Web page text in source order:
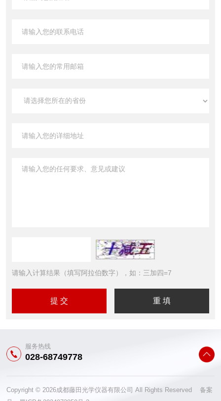
请输入计算结果（填写阿拉伯数字），如：三加四=7
服务热线
028-68749778
Copyright © 2026成都藤田光学仪器有限公司 All Rights Reserved 备案